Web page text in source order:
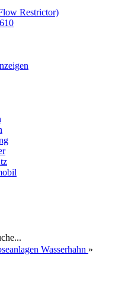
Restrictor)
Wasserhahn »